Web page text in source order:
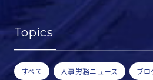
Topics
すべて 人事労務ニュース ブロ